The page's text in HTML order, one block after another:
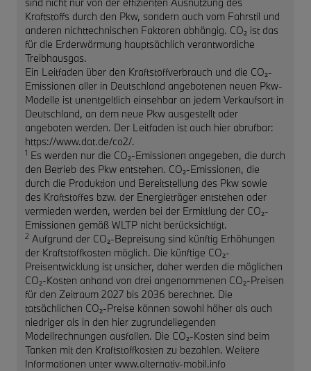
Kraftstoffs durch den Pkw, sondern auch vom Fahrstil und
anderen nichttechnischen Faktoren abhängig. CO₂ ist das
für die Erderwärmung hauptsächlich verantwortliche
Treibhausgas.
Ein Leitfaden über den Kraftstoffverbrauch und die CO₂-
Emissionen aller in Deutschland angebotenen neuen Pkw-
Modelle ist unentgeltlich einsehbar an jedem Verkaufsort in
Deutschland, an dem neue Pkw ausgestellt oder
angeboten werden. Der Leitfaden ist auch hier abrufbar:
https://www.dat.de/co2/.
1 Es werden nur die CO₂-Emissionen angegeben, die durch
den Betrieb des Pkw entstehen. CO₂-Emissionen, die
durch die Produktion und Bereitstellung des Pkw sowie
des Kraftstoffes bzw. der Energieträger entstehen oder
vermieden werden, werden bei der Ermittlung der CO₂-
Emissionen gemäß WLTP nicht berücksichtigt.
2 Aufgrund der CO₂-Bepreisung sind künftig Erhöhungen
der Kraftstoffkosten möglich. Die künftige CO₂-
Preisentwicklung ist unsicher, daher werden die möglichen
CO₂-Kosten anhand von drei angenommenen CO₂-Preisen
für den Zeitraum 2027 bis 2036 berechnet. Die
tatsächlichen CO₂-Preise können sowohl höher als auch
niedriger als in den hier zugrundeliegenden
Modellrechnungen ausfallen. Die CO₂-Kosten sind beim
Tanken mit den Kraftstoffkosten zu bezahlen. Weitere
Informationen unter www.alternativ-mobil.info